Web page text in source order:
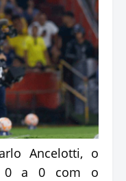
Ancelotti, o
0 a 0 com o